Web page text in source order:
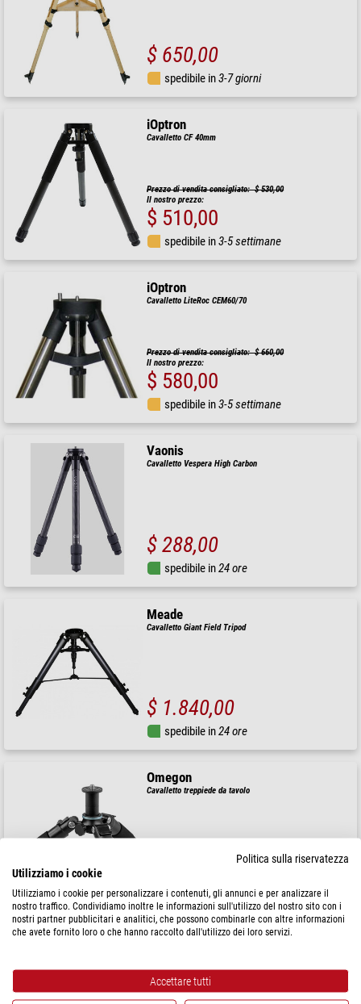
$ 650,00
spedibile in3-7 giorni
iOptron
Cavalletto CF 40mm
Prezzo di vendita consigliato: $ 530,00
Il nostro prezzo:
$ 510,00
spedibile in3-5 settimane
iOptron
Cavalletto LiteRoc CEM60/70
Prezzo di vendita consigliato: $ 660,00
Il nostro prezzo:
$ 580,00
spedibile in3-5 settimane
Vaonis
Cavalletto Vespera High Carbon
$ 288,00
spedibile in24 ore
Meade
Cavalletto Giant Field Tripod
$ 1.840,00
spedibile in24 ore
Omegon
Cavalletto treppiede da tavolo
spedibile in24 ore
Vaonis
Politica sulla riservatezza
Utilizziamo i cookie
Utilizziamo i cookie per personalizzare i contenuti, gli annunci e per analizzare il
nostro traffico. Condividiamo inoltre le informazioni sull'utilizzo del nostro sito con i
nostri partner pubblicitari e analitici, che possono combinarle con altre informazioni
che avete fornito loro o che hanno raccolto dall'utilizzo dei loro servizi.
Accettare tutti